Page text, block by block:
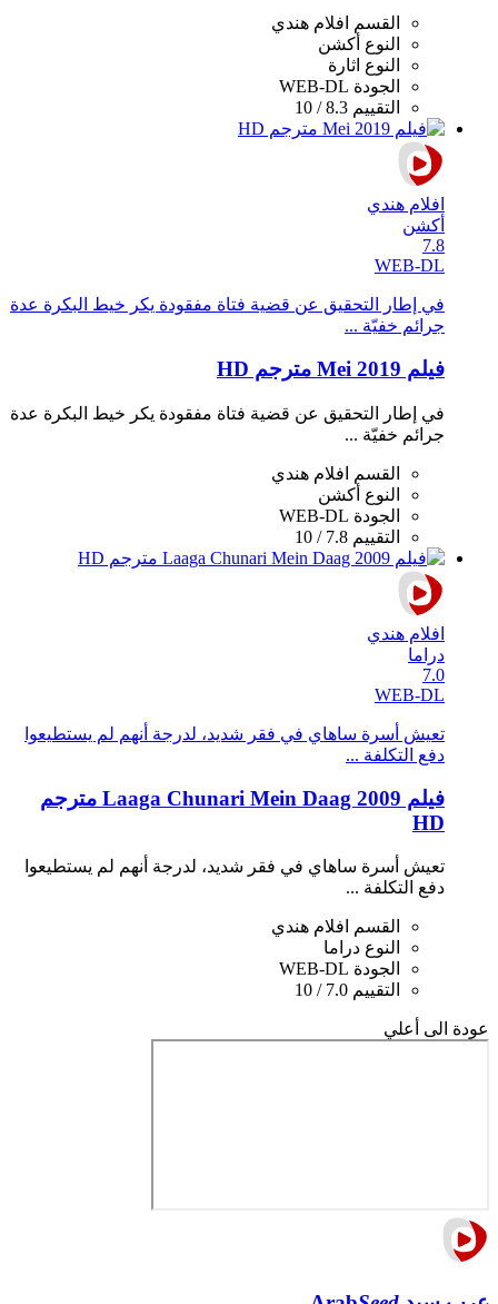
القسم افلام هندي
النوع أكشن
النوع اثارة
الجودة WEB-DL
التقييم 8.3 / 10
افلام هندي
أكشن
7.8
WEB-DL
في إطار التحقيق عن قضية فتاة مفقودة يكر خيط البكرة عدة
جرائم خفيّة ...
فيلم Mei 2019 مترجم HD
في إطار التحقيق عن قضية فتاة مفقودة يكر خيط البكرة عدة
جرائم خفيّة ...
القسم
افلام هندي
النوع أكشن
الجودة WEB-DL
التقييم 7.8 / 10
افلام هندي
دراما
7.0
WEB-DL
تعيش أسرة ساهاي في فقر شديد، لدرجة أنهم لم يستطيعوا
دفع التكلفة ...
فيلم Laaga Chunari Mein Daag 2009 مترجم
HD
تعيش أسرة ساهاي في فقر شديد، لدرجة أنهم لم يستطيعوا
دفع التكلفة ...
القسم
افلام هندي
النوع دراما
الجودة WEB-DL
التقييم 7.0 / 10
عودة الى أعلي